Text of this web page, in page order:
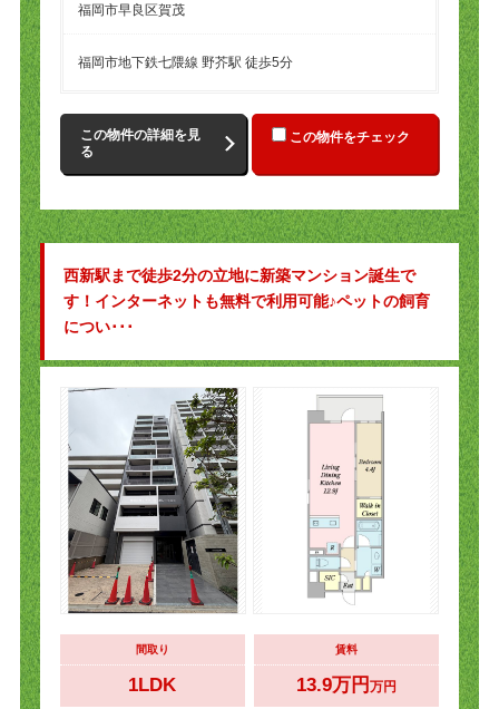
福岡市早良区賀茂
福岡市地下鉄七隈線 野芥駅 徒歩5分
この物件の詳細を見
る
この物件をチェック
西新駅まで徒歩2分の立地に新築マンション誕生で
す！インターネットも無料で利用可能♪ペットの飼育
につい･･･
間取り
1LDK
賃料
13.9万円万円